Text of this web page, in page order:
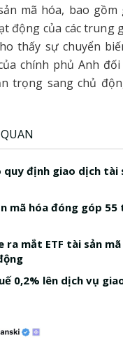
mã hóa, bao gồm
động của các trung
thấy sự chuyển
chính phủ Anh
trọng sang chủ
định giao dịch tài
mã hóa đóng góp 55
ra mắt ETF tài sản
0,2% lên dịch vụ